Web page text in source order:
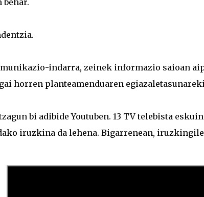
indarra, zeinek informazio saioan
horren planteamenduaren
bi adibide Youtuben. 13 TV telebista
iruzkina da lehena. Bigarrenean,